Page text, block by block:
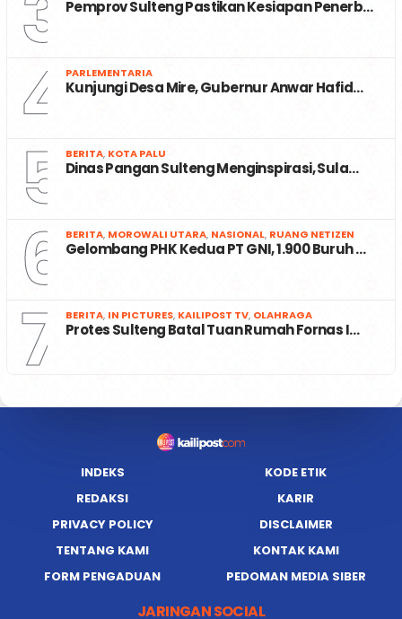
Pemprov Sulteng Pastikan Kesiapan Penerb…
4 PARLEMENTARIA
Kunjungi Desa Mire, Gubernur Anwar Hafid…
5 BERITA, KOTA PALU
Dinas Pangan Sulteng Menginspirasi, Sula…
6 BERITA, MOROWALI UTARA, NASIONAL, RUANG NETIZEN
Gelombang PHK Kedua PT GNI, 1.900 Buruh …
7 BERITA, IN PICTURES, KAILIPOST TV, OLAHRAGA
Protes Sulteng Batal Tuan Rumah Fornas I…
INDEKS
KODE ETIK
REDAKSI
KARIR
PRIVACY POLICY
DISCLAIMER
TENTANG KAMI
KONTAK KAMI
FORM PENGADUAN
PEDOMAN MEDIA SIBER
JARINGAN SOCIAL